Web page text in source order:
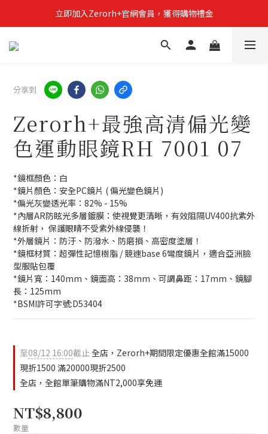
立即加入Zerorh+官網會員，獲得購物禮金
立即加入Zerorh+官網會員，獲得購物禮金
Zerorh+期間限定優惠全館滿15000折1500滿20000折2500
分享到
Zerorh+最強高清偏光變
色運動眼鏡RH 7001 07
*鏡框顏色：白
*鏡片顏色：安全PC鏡片 ( 偏光變色鏡片)
*偏光灰變透光率：82% - 15%
*內層AR防眩光多層鍍膜：使視覺更清晰，有效阻隔UV400抗紫外
線折射， 保護眼睛不受紫外線侵襲！
*外層鏡片：防汙、防潑水、防磨損、高密度塗層！
*鏡框材質：超彈性記憶樹脂 / 競速base 6彎度鏡片，適合亞洲臉
型服貼包覆
*鏡片寬：140mm、鏡面高：38mm、可調鼻距：17mm、鏡腳
長：125mm
*BSMI許可字號:D53404
至08/12 16:00截止全店，Zerorh+期間限定優惠全館滿15000
現折1500 滿20000現折2500
全店，全館單筆購物滿NT2,000享免運
NT$8,800
數量